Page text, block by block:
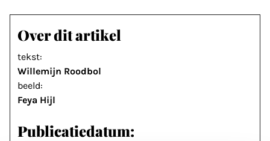
Over dit artikel
tekst:
Willemijn Roodbol
beeld:
Feya Hijl
Publicatiedatum: